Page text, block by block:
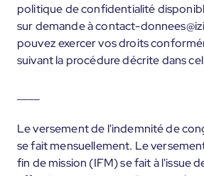
politique de confidentialité
sur demande à contact-
pouvez exercer vos droits
suivant la procédure décrite dans
Le versement de l'indemnité de
se fait mensuellement. Le
fin de mission (IFM) se fait à l'issue